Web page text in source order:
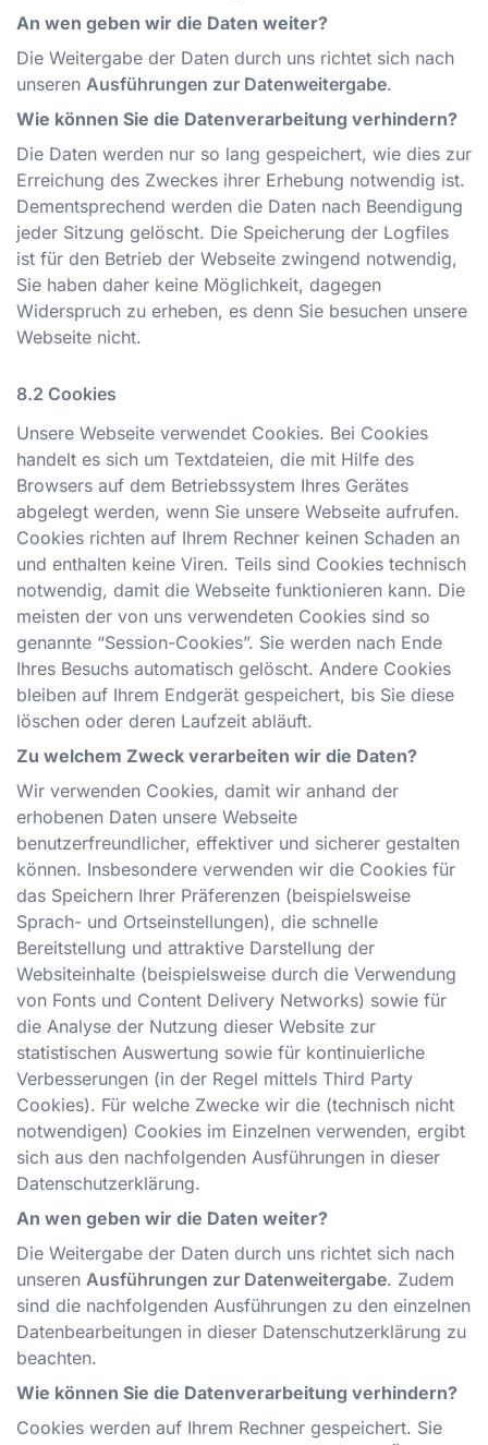
An wen geben wir die Daten weiter?
Die Weitergabe der Daten durch uns richtet sich nach
unseren Ausführungen zur Datenweitergabe.
Wie können Sie die Datenverarbeitung verhindern?
Die Daten werden nur so lang gespeichert, wie dies zur
Erreichung des Zweckes ihrer Erhebung notwendig ist.
Dementsprechend werden die Daten nach Beendigung
jeder Sitzung gelöscht. Die Speicherung der Logfiles
ist für den Betrieb der Webseite zwingend notwendig,
Sie haben daher keine Möglichkeit, dagegen
Widerspruch zu erheben, es denn Sie besuchen unsere
Webseite nicht.
Cookies
Unsere Webseite verwendet Cookies. Bei Cookies
handelt es sich um Textdateien, die mit Hilfe des
Browsers auf dem Betriebssystem Ihres Gerätes
abgelegt werden, wenn Sie unsere Webseite aufrufen.
Cookies richten auf Ihrem Rechner keinen Schaden an
und enthalten keine Viren. Teils sind Cookies technisch
notwendig, damit die Webseite funktionieren kann. Die
meisten der von uns verwendeten Cookies sind so
genannte “Session-Cookies”. Sie werden nach Ende
Ihres Besuchs automatisch gelöscht. Andere Cookies
bleiben auf Ihrem Endgerät gespeichert, bis Sie diese
löschen oder deren Laufzeit abläuft.
Zu welchem Zweck verarbeiten wir die Daten?
Wir verwenden Cookies, damit wir anhand der
erhobenen Daten unsere Webseite
benutzerfreundlicher, effektiver und sicherer gestalten
können. Insbesondere verwenden wir die Cookies für
das Speichern Ihrer Präferenzen (beispielsweise
Sprach- und Ortseinstellungen), die schnelle
Bereitstellung und attraktive Darstellung der
Websiteinhalte (beispielsweise durch die Verwendung
von Fonts und Content Delivery Networks) sowie für
die Analyse der Nutzung dieser Website zur
statistischen Auswertung sowie für kontinuierliche
Verbesserungen (in der Regel mittels Third Party
Cookies). Für welche Zwecke wir die (technisch nicht
notwendigen) Cookies im Einzelnen verwenden, ergibt
sich aus den nachfolgenden Ausführungen in dieser
Datenschutzerklärung.
An wen geben wir die Daten weiter?
Die Weitergabe der Daten durch uns richtet sich nach
unseren Ausführungen zur Datenweitergabe. Zudem
sind die nachfolgenden Ausführungen zu den einzelnen
Datenbearbeitungen in dieser Datenschutzerklärung zu
beachten.
Wie können Sie die Datenverarbeitung verhindern?
Cookies werden auf Ihrem Rechner gespeichert. Sie